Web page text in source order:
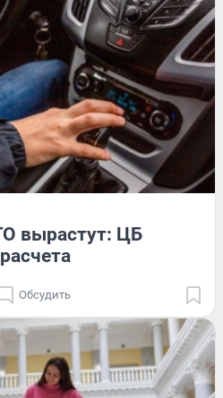
вырастут: ЦБ
Обсудить